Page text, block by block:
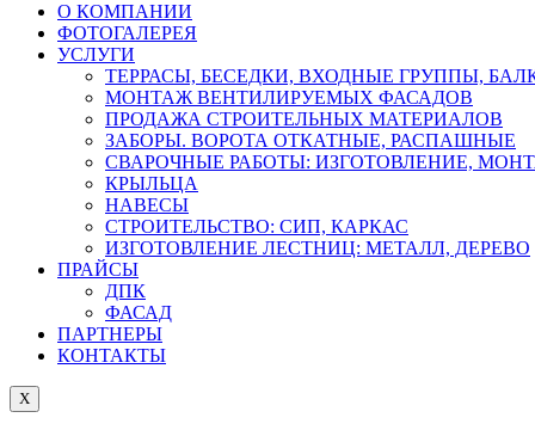
О КОМПАНИИ
ФОТОГАЛЕРЕЯ
УСЛУГИ
ТЕРРАСЫ, БЕСЕДКИ, ВХОДНЫЕ ГРУППЫ,
МОНТАЖ ВЕНТИЛИРУЕМЫХ ФАСАДОВ
ПРОДАЖА СТРОИТЕЛЬНЫХ МАТЕРИАЛОВ
ЗАБОРЫ. ВОРОТА ОТКАТНЫЕ, РАСПАШНЫЕ
СВАРОЧНЫЕ РАБОТЫ: ИЗГОТОВЛЕНИЕ,
КРЫЛЬЦА
НАВЕСЫ
СТРОИТЕЛЬСТВО: СИП, КАРКАС
ИЗГОТОВЛЕНИЕ ЛЕСТНИЦ: МЕТАЛЛ, ДЕРЕВО
ПРАЙСЫ
ДПК
ФАСАД
ПАРТНЕРЫ
КОНТАКТЫ
X